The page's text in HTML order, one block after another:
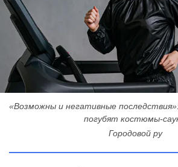
«Возможны и негативные
погубят костюмы-
Городовой ру